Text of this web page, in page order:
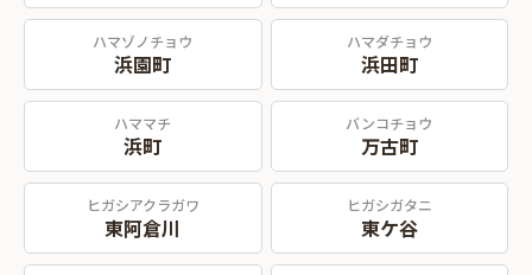
ハマゾノチョウ
浜園町
ハマダチョウ
浜田町
ハママチ
浜町
バンコチョウ
万古町
ヒガシアクラガワ
東阿倉川
ヒガシガタニ
東ケ谷